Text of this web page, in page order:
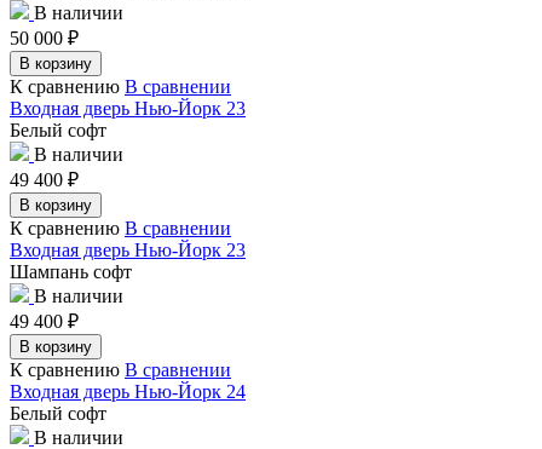
В наличии
50 000 ₽
В корзину
К сравнению В сравнении
Входная дверь Нью-Йорк 23
Белый софт
В наличии
49 400 ₽
В корзину
К сравнению В сравнении
Входная дверь Нью-Йорк 23
Шампань софт
В наличии
49 400 ₽
В корзину
К сравнению В сравнении
Входная дверь Нью-Йорк 24
Белый софт
В наличии